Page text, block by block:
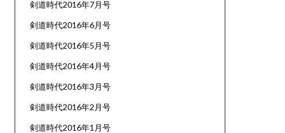
剣道時代2016年7月号
剣道時代2016年6月号
剣道時代2016年5月号
剣道時代2016年4月号
剣道時代2016年3月号
剣道時代2016年2月号
剣道時代2016年1月号